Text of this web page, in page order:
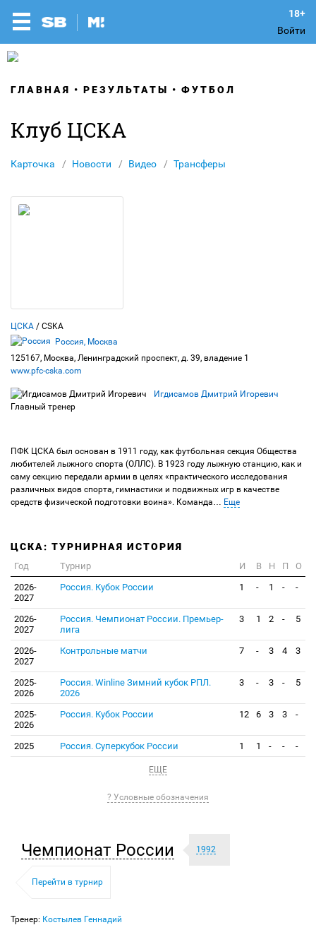
Войти
ГЛАВНАЯ РЕЗУЛЬТАТЫ ФУТБОЛ
Клуб ЦСКА
Карточка Новости Видео Трансферы
ЦСКА / CSKA
Россия, Москва
125167, Москва, Ленинградский проспект, д. 39, владение 1
www.pfc-cska.com
Игдисамов Дмитрий Игоревич
Главный тренер
ПФК ЦСКА был основан в 1911 году, как футбольная секция Общества
любителей лыжного спорта (ОЛЛС). В 1923 году лыжную станцию, как и
саму секцию передали армии в целях «практического исследования
различных видов спорта, гимнастики и подвижных игр в качестве
средств физической подготовки воина». Команда… Еще
ЦСКА: ТУРНИРНАЯ ИСТОРИЯ
Год Турнир И В Н П
О
2026-
2027
Россия. Кубок России 1 - 1 - -
2026-
2027
Россия. Чемпионат России. Премьер-
лига
3 1 2 - 5
2026-
2027
Контрольные матчи 7 - 3 4 3
2025-
2026
Россия. Winline Зимний кубок РПЛ.
2026
3 - 3 - 5
2025-
2026
Россия. Кубок России 12 6 3 3 -
2025 Россия. Суперкубок России 1 1 - - -
ЕЩЕ
? Условные обозначения
Чемпионат России 1992
Перейти в турнир
Тренер: Костылев Геннадий